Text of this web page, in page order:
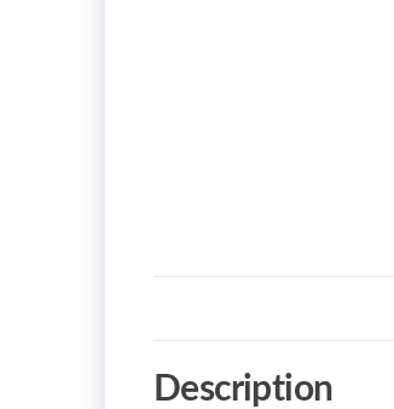
Description